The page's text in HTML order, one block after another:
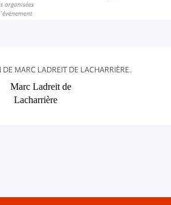
organisées
DE MARC LADREIT DE LACHARRIÈRE.